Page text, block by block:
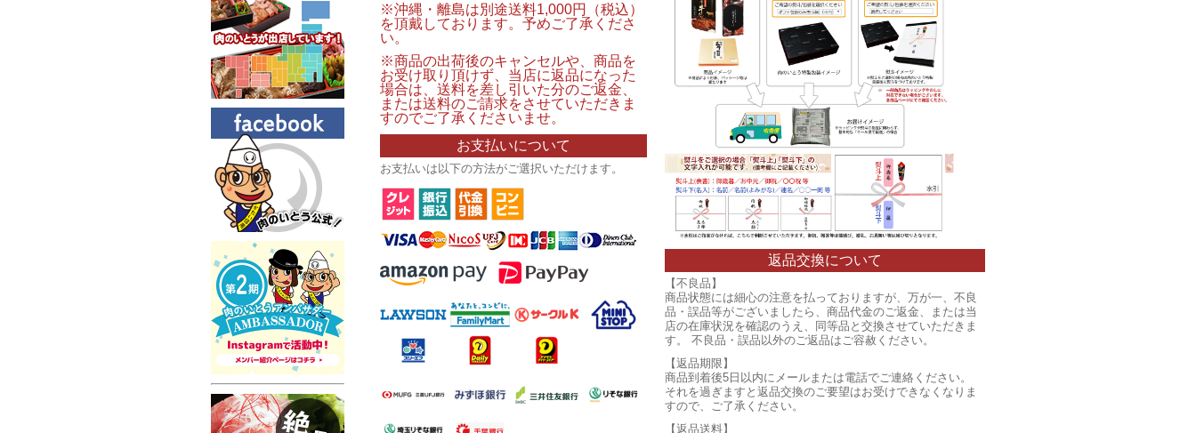
※沖縄・離島は別途送料1,000円（税込）
を頂戴しております。予めご了承くださ
い。
※商品の出荷後のキャンセルや、商品を
お受け取り頂けず、当店に返品になった
場合は、送料を差し引いた分のご返金、
または送料のご請求をさせていただきま
すのでご了承くださいませ。
お支払いについて
お支払いは以下の方法がご選択いただけます。
返品交換について
【不良品】
商品状態には細心の注意を払っておりますが、万が一、不良
品・誤品等がございましたら、商品代金のご返金、または当
店の在庫状況を確認のうえ、同等品と交換させていただきま
す。 不良品・誤品以外のご返品はご容赦ください。
【返品期限】
商品到着後5日以内にメールまたは電話でご連絡ください。
それを過ぎますと返品交換のご要望はお受けできなくなりま
すので、ご了承ください。
【返品送料】